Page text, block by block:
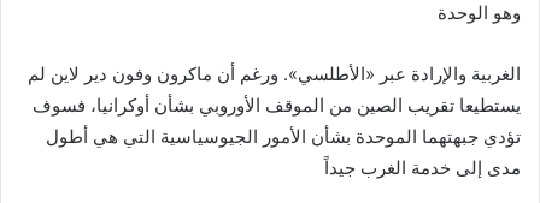
وهو الوحدة
الغربية والإرادة عبر «الأطلسي». ورغم أن ماكرون وفون دير لاين لم
يستطيعا تقريب الصين من الموقف الأوروبي بشأن أوكرانيا، فسوف
تؤدي جبهتهما الموحدة بشأن الأمور الجيوسياسية التي هي أطول
مدى إلى خدمة الغرب جيداً